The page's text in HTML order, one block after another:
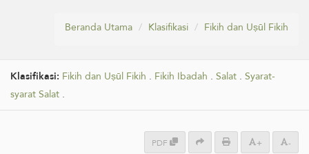
Beranda Utama Klasifikasi Fikih dan Uṣūl Fikih
Klasifikasi: Fikih dan Uṣūl Fikih . Fikih Ibadah . Salat . Syarat-
syarat Salat .
PDF + -